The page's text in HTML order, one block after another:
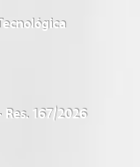
Res. 167/2026